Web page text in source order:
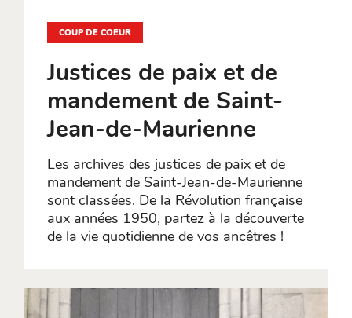
COUP DE COEUR
Justices de paix et de
mandement de Saint-
Jean-de-Maurienne
Les archives des justices de paix et de
mandement de Saint-Jean-de-Maurienne
sont classées. De la Révolution française
aux années 1950, partez à la découverte
de la vie quotidienne de vos ancêtres !